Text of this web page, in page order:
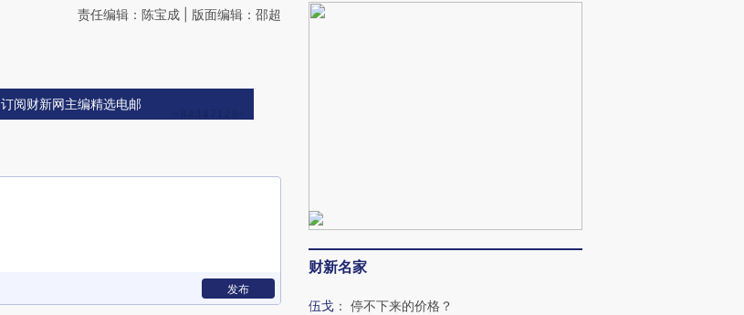
责任编辑：陈宝成 | 版面编辑：邵超
订阅财新网主编精选电邮
发布
财新名家
伍戈 ： 停不下来的价格？